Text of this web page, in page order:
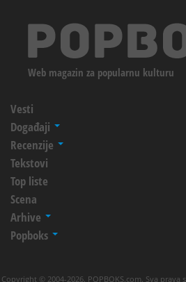
Web magazin za popularnu kulturu
Vesti
Događaji
Recenzije
Tekstovi
Top liste
Scena
Arhive
Popboks
Copyright © 2004-2026. POPBOKS.com. Sva